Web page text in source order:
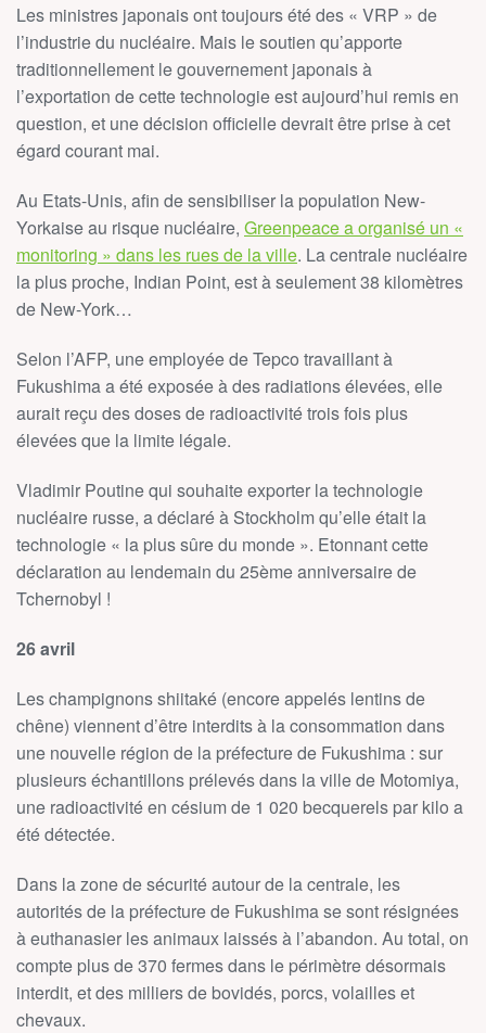
Les ministres japonais ont toujours été des « VRP » de
l’industrie du nucléaire. Mais le soutien qu’apporte
traditionnellement le gouvernement japonais à
l’exportation de cette technologie est aujourd’hui remis en
question, et une décision officielle devrait être prise à cet
égard courant mai.
Au Etats-Unis, afin de sensibiliser la population New-
Yorkaise au risque nucléaire, Greenpeace a organisé un «
monitoring » dans les rues de la ville. La centrale nucléaire
la plus proche, Indian Point, est à seulement 38 kilomètres
de New-York…
Selon l’AFP, une employée de Tepco travaillant à
Fukushima a été exposée à des radiations élevées, elle
aurait reçu des doses de radioactivité trois fois plus
élevées que la limite légale.
Vladimir Poutine qui souhaite exporter la technologie
nucléaire russe, a déclaré à Stockholm qu’elle était la
technologie « la plus sûre du monde ». Etonnant cette
déclaration au lendemain du 25ème anniversaire de
Tchernobyl !
26 avril
Les champignons shiitaké (encore appelés lentins de
chêne) viennent d’être interdits à la consommation dans
une nouvelle région de la préfecture de Fukushima : sur
plusieurs échantillons prélevés dans la ville de Motomiya,
une radioactivité en césium de 1 020 becquerels par kilo a
été détectée.
Dans la zone de sécurité autour de la centrale, les
autorités de la préfecture de Fukushima se sont résignées
à euthanasier les animaux laissés à l’abandon. Au total, on
compte plus de 370 fermes dans le périmètre désormais
interdit, et des milliers de bovidés, porcs, volailles et
chevaux.